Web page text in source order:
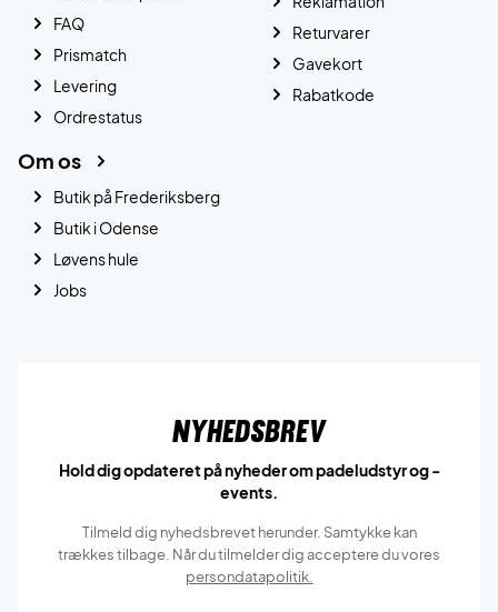
FAQ
Prismatch
Levering
Ordrestatus
Returvarer
Gavekort
Rabatkode
Om os
Butik på Frederiksberg
Butik i Odense
Løvens hule
Jobs
Nyhedsbrev
Hold dig opdateret på nyheder om padeludstyr og -
events.
Tilmeld dig nyhedsbrevet herunder. Samtykke kan
trækkes tilbage. Når du tilmelder dig acceptere du vores
persondatapolitik.